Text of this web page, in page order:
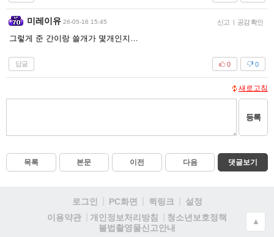
미레이유 26-05-16 15:45 신고 | 공감 확인
그렇게 준 간이랑 쓸개가 몇개인지…
답글 0
0
새로고침
등록
목록 본문 이전 다음 댓글보기
로그인 PC화면 퀵링크
설정
이용약관
개인정보처리방침
청소년보호정책
불법촬영물신고안내
▲